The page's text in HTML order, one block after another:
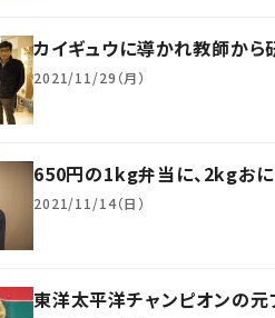
カイギュウに導かれ教師か
2021/11/29（月）
650円の1kg弁当に、2kgお
2021/11/14（日）
東洋太平洋チャンピオンの